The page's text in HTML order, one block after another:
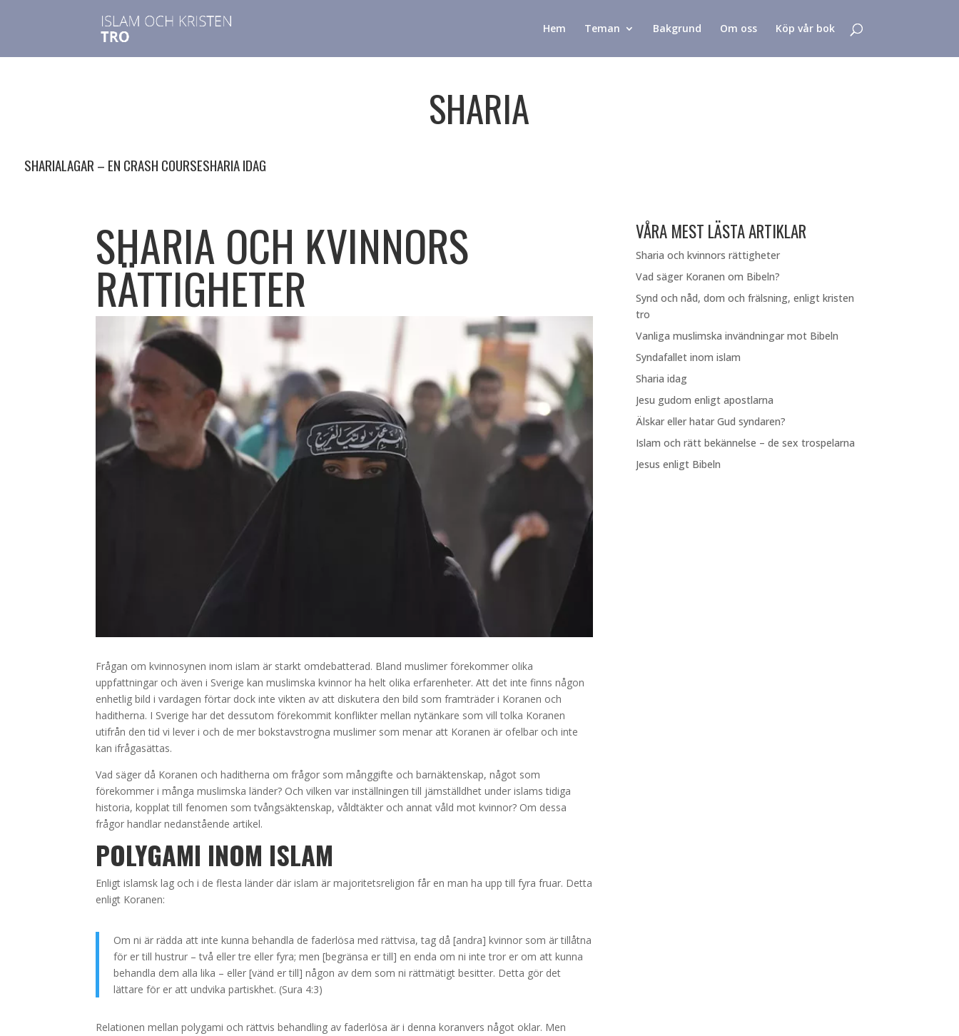
Hem Teman Bakgrund Om oss Köp vår bok
SHARIA
SHARIALAGAR – EN CRASH COURSESHARIA IDAG
SHARIA OCH KVINNORS
RÄTTIGHETER
Frågan om kvinnosynen inom islam är starkt omdebatterad. Bland muslimer förekommer olika
uppfattningar och även i Sverige kan muslimska kvinnor ha helt olika erfarenheter. Att det inte finns någon
enhetlig bild i vardagen förtar dock inte vikten av att diskutera den bild som framträder i Koranen och
haditherna. I Sverige har det dessutom förekommit konflikter mellan nytänkare som vill tolka Koranen
utifrån den tid vi lever i och de mer bokstavstrogna muslimer som menar att Koranen är ofelbar och inte
kan ifrågasättas.
Vad säger då Koranen och haditherna om frågor som månggifte och barnäktenskap, något som
förekommer i många muslimska länder? Och vilken var inställningen till jämställdhet under islams tidiga
historia, kopplat till fenomen som tvångsäktenskap, våldtäkter och annat våld mot kvinnor? Om dessa
frågor handlar nedanstående artikel.
POLYGAMI INOM ISLAM
Enligt islamsk lag och i de flesta länder där islam är majoritetsreligion får en man ha upp till fyra fruar. Detta
enligt Koranen:
Om ni är rädda att inte kunna behandla de faderlösa med rättvisa, tag då [andra] kvinnor som är tillåtna
för er till hustrur – två eller tre eller fyra; men [begränsa er till] en enda om ni inte tror er om att kunna
behandla dem alla lika – eller [vänd er till] någon av dem som ni rättmätigt besitter. Detta gör det
lättare för er att undvika partiskhet. (Sura 4:3)
Relationen mellan polygami och rättvis behandling av faderlösa är i denna koranvers något oklar. Men
VÅRA MEST LÄSTA ARTIKLAR
Sharia och kvinnors rättigheter
Vad säger Koranen om Bibeln?
Synd och nåd, dom och frälsning, enligt kristen
tro
Vanliga muslimska invändningar mot Bibeln
Syndafallet inom islam
Sharia idag
Jesu gudom enligt apostlarna
Älskar eller hatar Gud syndaren?
Islam och rätt bekännelse – de sex trospelarna
Jesus enligt Bibeln